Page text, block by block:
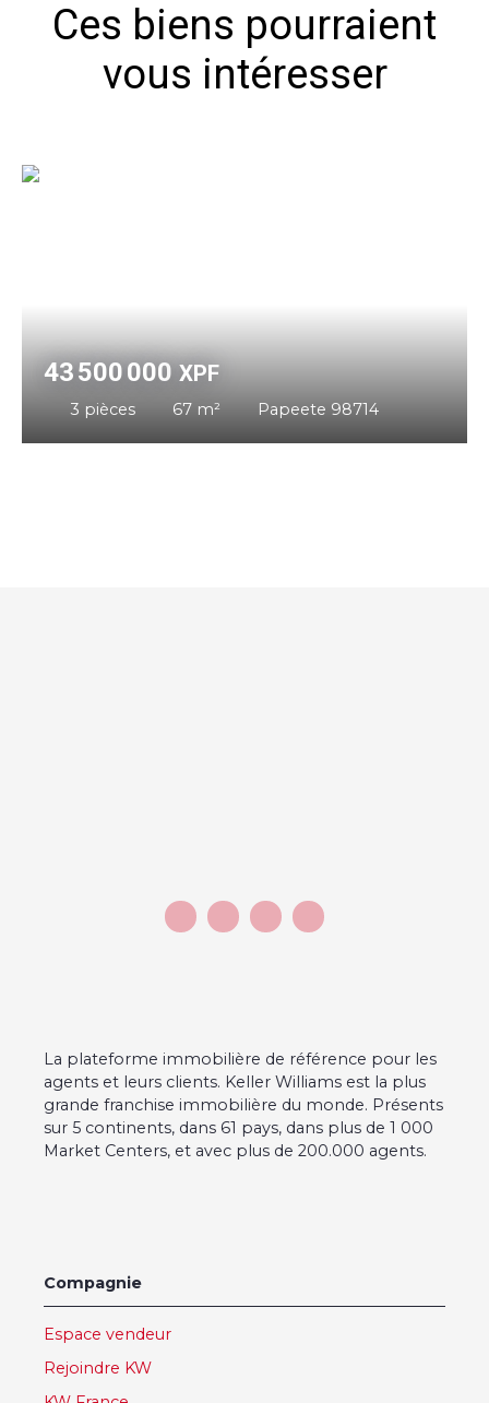
Ces biens pourraient
vous intéresser
43 500 000XPF
3 pièces 67 m² Papeete 98714
La plateforme immobilière de référence pour les
agents et leurs clients. Keller Williams est la plus
grande franchise immobilière du monde. Présents
sur 5 continents, dans 61 pays, dans plus de 1 000
Market Centers, et avec plus de 200.000 agents.
Compagnie
Espace vendeur
Rejoindre KW